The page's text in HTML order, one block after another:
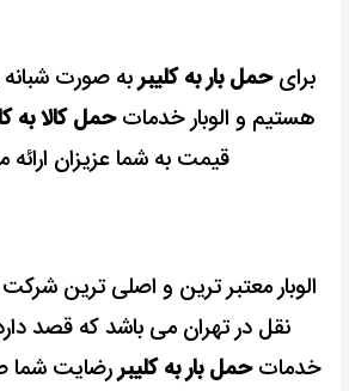
برایحمل بار به کلیبربه صورت
هستیم و الوبار خدماتحمل کالا به
قیمت به شما عزیزان
الوبار معتبر ترین و اصلی ترین
نقل در تهران می باشد که قصد دارد
خدماتحمل بار به کلیبررضایت شما